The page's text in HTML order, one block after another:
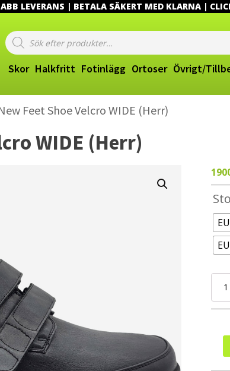
LEVERANS | BETALA SÄKERT MED KLARNA |
Products
search
Skor Halkfritt Fotinlägg Ortoser Övrigt/
Feet Shoe Velcro WIDE (Herr)
WIDE (Herr)
New
Shoe
(Herr)